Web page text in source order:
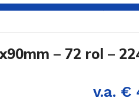
– 72 rol – 224,35m2
– 72 rol –
v.a. €